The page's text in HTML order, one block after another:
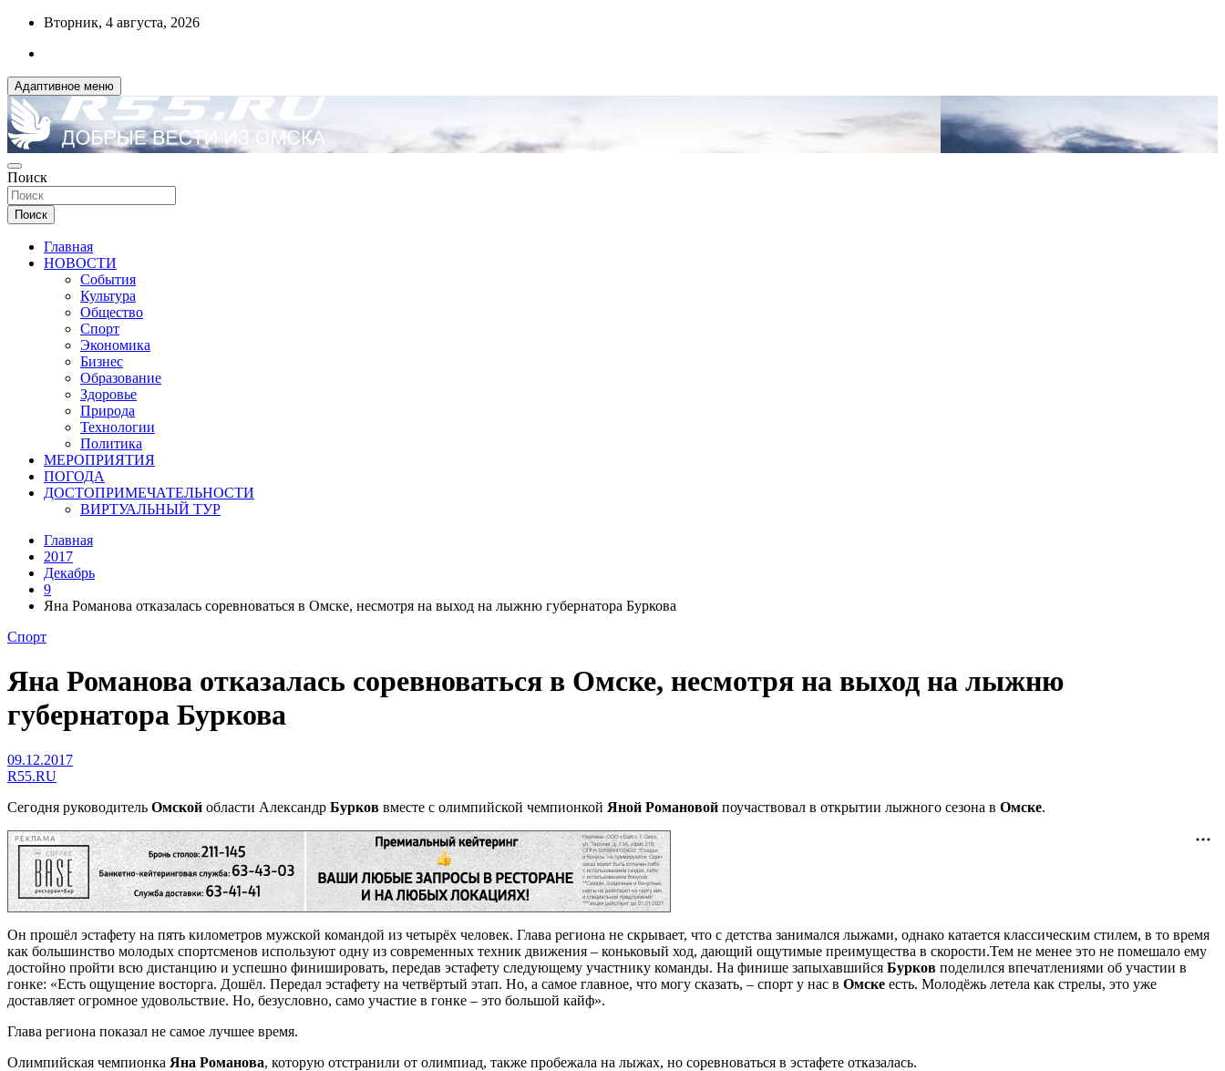
Перейти
содержимому
Вторник, 4 августа, 2026
Адаптивное меню
R55.RU
ДОБРЫЕ ВЕСТИ ИЗ ОМСКА
Поиск
Поиск
Главная
НОВОСТИ
События
Культура
Общество
Спорт
Экономика
Бизнес
Образование
Здоровье
Природа
Технологии
Политика
МЕРОПРИЯТИЯ
ПОГОДА
ДОСТОПРИМЕЧАТЕЛЬНОСТИ
ВИРТУАЛЬНЫЙ ТУР
Главная
2017
Декабрь
9
Яна Романова отказалась соревноваться в Омске, несмотря на выход на лыжню губернатора Буркова
Спорт
Яна Романова отказалась соревноваться в Омске, несмотря на выход на лыжню
губернатора Буркова
09.12.2017
R55.RU
Сегодня руководитель Омской области Александр Бурков вместе с олимпийской чемпионкой Яной Романовой поучаствовал в открытии лыжного сезона в Омске.
РЕКЛАМА
Он прошёл эстафету на пять километров мужской командой из четырёх человек. Глава региона не скрывает, что с детства занимался лыжами, однако катается классическим стилем, в то время
как большинство молодых спортсменов используют одну из современных техник движения – коньковый ход, дающий ощутимые преимущества в скорости.Тем не менее это не помешало ему
достойно пройти всю дистанцию и успешно финишировать, передав эстафету следующему участнику команды. На финише запыхавшийся Бурков поделился впечатлениями об участии в
гонке: «Есть ощущение восторга. Дошёл. Передал эстафету на четвёртый этап. Но, а самое главное, что могу сказать, – спорт у нас в Омске есть. Молодёжь летела как стрелы, это уже
доставляет огромное удовольствие. Но, безусловно, само участие в гонке – это большой кайф».
Глава региона показал не самое лучшее время.
Олимпийская чемпионка Яна Романова, которую отстранили от олимпиад, также пробежала на лыжах, но соревноваться в эстафете отказалась.